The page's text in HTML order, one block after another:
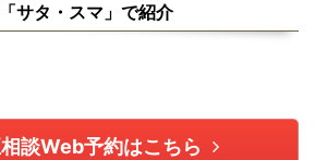
サタ・スマ」で紹介
談Web予約はこちら